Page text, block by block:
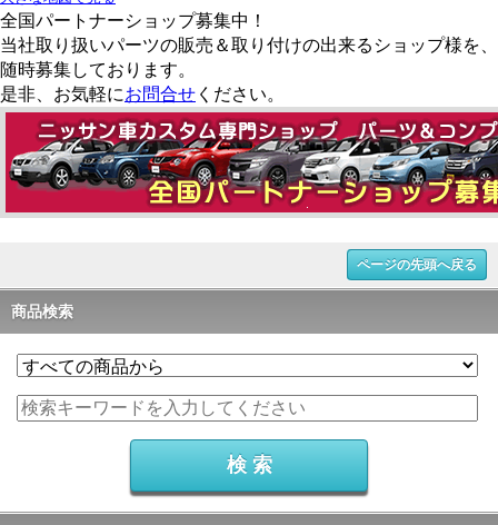
全国パートナーショップ募集中！
当社取り扱いパーツの販売＆取り付けの出来るショップ様を、
随時募集しております。
是非、お気軽にお問合せ ください。
ページの先頭へ戻る
商品検索